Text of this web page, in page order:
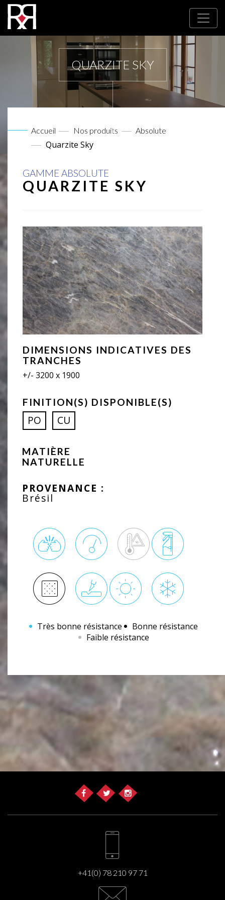
QUARZITE SKY
Accueil Nos produits Absolute
Quarzite Sky
MATIÈRE
NATURELLE
PROVENANCE :
Brésil
GAMME ABSOLUTE
QUARZITE SKY
DIMENSIONS INDICATIVES DES
TRANCHES
+/- 3200 x 1900
FINITION(S) DISPONIBLE(S)
PO CU
Très bonne résistance
Bonne résistance
Faible résistance
+41(0) 78 210 97 71